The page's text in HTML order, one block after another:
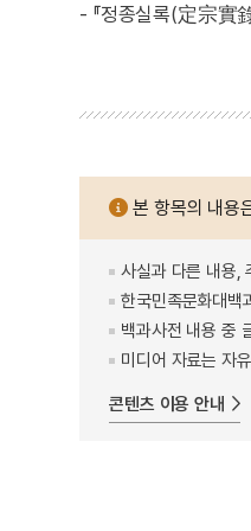
- 『정종실록(定宗實
본 항목의 내용
사실과 다른 내용,
한국민족문화대백
백과사전 내용 중
미디어 자료는 자
콘텐츠 이용 안내